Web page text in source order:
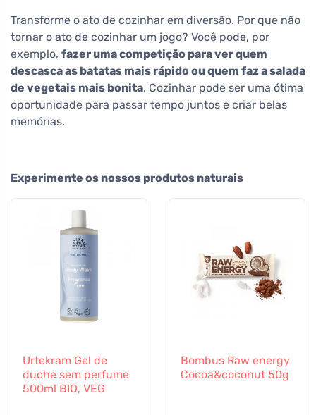
Transforme o ato de cozinhar em diversão. Por que não
tornar o ato de cozinhar um jogo? Você pode, por
exemplo, fazer uma competição para ver quem
descasca as batatas mais rápido ou quem faz a salada
de vegetais mais bonita. Cozinhar pode ser uma ótima
oportunidade para passar tempo juntos e criar belas
memórias.
Experimente os nossos produtos naturais
Urtekram Gel de
duche sem perfume
500ml BIO, VEG
Bombus Raw energy
Cocoa&coconut 50g